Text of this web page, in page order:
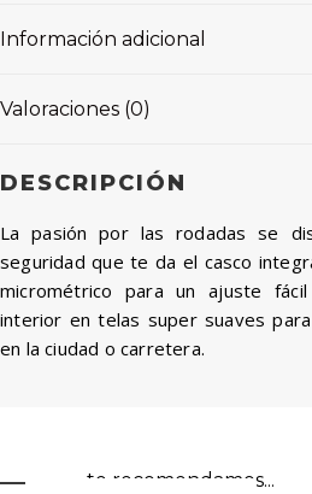
Información adicional
Valoraciones (0)
DESCRIPCIÓN
La pasión por las rodadas se
seguridad que te da el casco
micrométrico para un ajuste
interior en telas super suaves
en la ciudad o carretera.
te recomendamos...